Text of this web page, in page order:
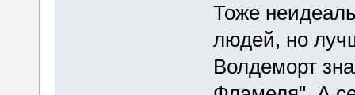
Тоже
людей, но
Волдеморт